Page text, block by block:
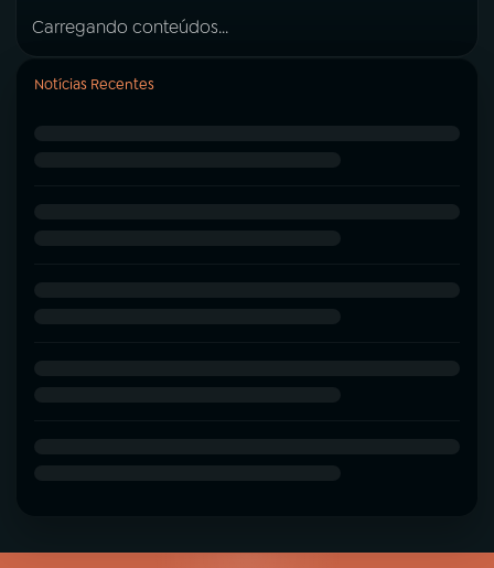
Carregando conteúdos...
Notícias Recentes